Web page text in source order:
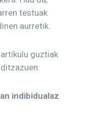
testuak
aurretik.
guztiak
indibidualaz